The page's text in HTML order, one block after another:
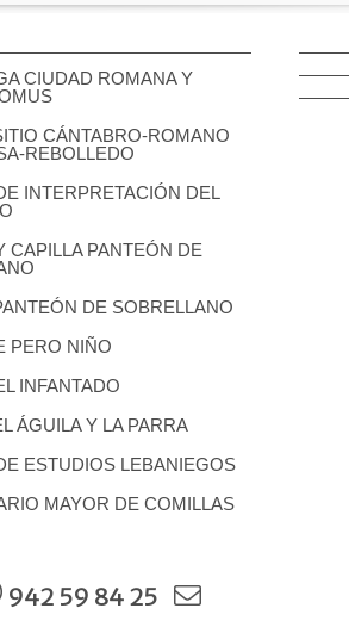
CIUDAD ROMANA Y
CÁNTABRO-ROMANO
REBOLLEDO
INTERPRETACIÓN DEL
CAPILLA PANTEÓN DE
DE SOBRELLANO
PERO NIÑO
INFANTADO
ÁGUILA Y LA PARRA
ESTUDIOS LEBANIEGOS
MAYOR DE COMILLAS
942 59 84 25